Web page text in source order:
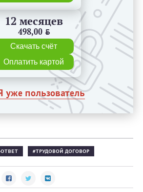
12 месяцев
498,00 BYN
Скачать счёт
Оплатить картой
уже пользователь
ТРУДОВОЙ ДОГОВОР